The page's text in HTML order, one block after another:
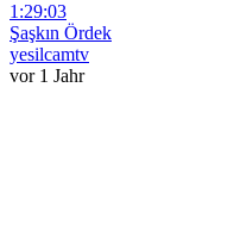
1:29:03
Şaşkın Ördek
yesilcamtv
vor 1 Jahr